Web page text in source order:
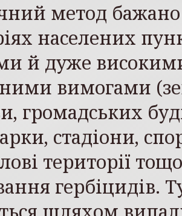
метод бажано
населених
й дуже
вимогами
громадських
стадіони,
території
гербіцидів.